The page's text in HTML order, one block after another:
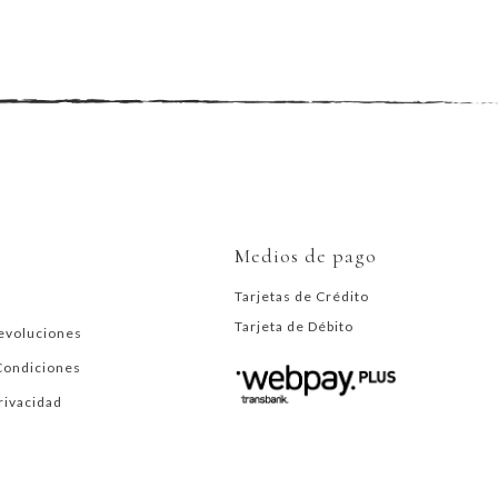
Medios de pago
Tarjetas de Crédito
Tarjeta de Débito